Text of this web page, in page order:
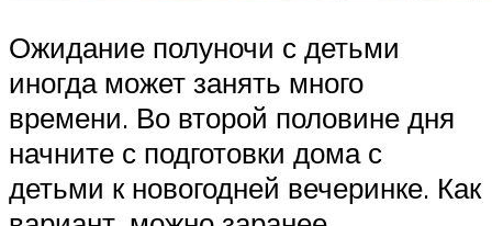
Ожидание полуночи с детьми
иногда может занять много
времени. Во второй половине дня
начните с подготовки дома с
детьми к новогодней вечеринке. Как